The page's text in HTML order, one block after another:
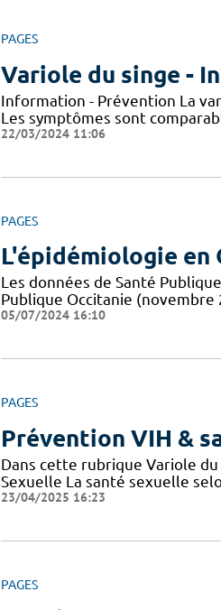
PAGES
Variole du singe -
Information - Prévention La
Les symptômes sont
22/03/2024 11:06
PAGES
L'épidémiologie en
Les données de Santé
Publique Occitanie
05/07/2024 16:10
PAGES
Prévention VIH &
Dans cette rubrique Variole
Sexuelle La santé sexuelle
23/04/2025 16:23
PAGES